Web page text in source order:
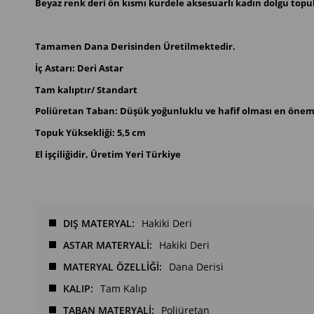
Beyaz renk deri ön kısmı kurdele aksesuarlı kadın dolgu
Tamamen Dana Derisinden Üretilmektedir.
İç Astarı: Deri Astar
Tam kalıptır/ Standart
Poliüretan Taban: Düşük yoğunluklu ve hafif olması en
Topuk Yüksekliği: 5,5 cm
El işçiliğidir, Üretim Yeri Türkiye
DIŞ MATERYAL
Hakiki Deri
ASTAR MATERYALİ
Hakiki Deri
MATERYAL ÖZELLİĞİ
Dana Derisi
KALIP
Tam Kalıp
TABAN MATERYALİ
Poliüretan